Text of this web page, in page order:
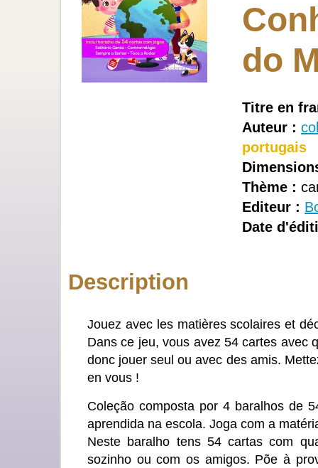
do
Titre en
Auteur :
portugais
Thème :
Editeur :
Date
Description
Jouez avec les matières scolaires et
Dans ce jeu, vous avez 54 cartes avec
donc jouer seul ou avec des amis.
en vous !
Coleção composta por 4 baralhos de
aprendida na escola. Joga com a
Neste baralho tens 54 cartas com
sozinho ou com os amigos. Põe à